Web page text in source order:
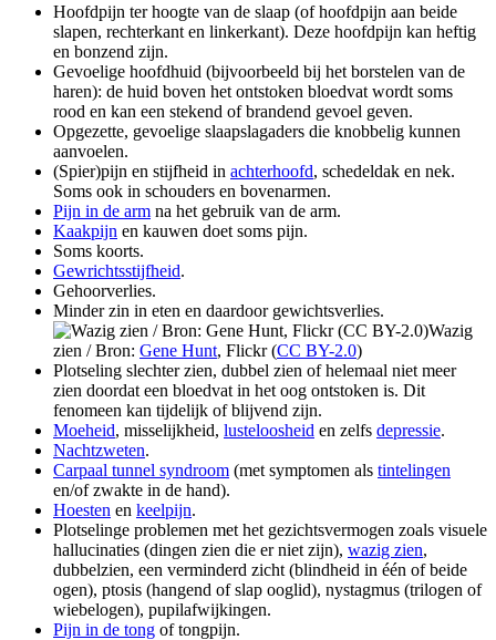
Hoofdpijn ter hoogte van de slaap (of hoofdpijn aan beide
slapen, rechterkant en linkerkant). Deze hoofdpijn kan heftig
en bonzend zijn.
Gevoelige hoofdhuid (bijvoorbeeld bij het borstelen van de
haren): de huid boven het ontstoken bloedvat wordt soms
rood en kan een stekend of brandend gevoel geven.
Opgezette, gevoelige slaapslagaders die knobbelig kunnen
aanvoelen.
(Spier)pijn en stijfheid in achterhoofd, schedeldak en nek.
Soms ook in schouders en bovenarmen.
Pijn in de arm na het gebruik van de arm.
Kaakpijn en kauwen doet soms pijn.
Soms koorts.
Gewrichtsstijfheid.
Gehoorverlies.
Minder zin in eten en daardoor gewichtsverlies.
Wazig
zien /Bron: Gene Hunt, Flickr (CC BY-2.0)
Plotseling slechter zien, dubbel zien of helemaal niet meer
zien doordat een bloedvat in het oog ontstoken is. Dit
fenomeen kan tijdelijk of blijvend zijn.
Moeheid, misselijkheid, lusteloosheid en zelfs depressie.
Nachtzweten.
Carpaal tunnel syndroom (met symptomen als tintelingen
en/of zwakte in de hand).
Hoesten en keelpijn.
Plotselinge problemen met het gezichtsvermogen zoals visuele
hallucinaties (dingen zien die er niet zijn), wazig zien,
dubbelzien, een verminderd zicht (blindheid in één of beide
ogen), ptosis (hangend of slap ooglid), nystagmus (trilogen of
wiebelogen), pupilafwijkingen.
Pijn in de tong of tongpijn.